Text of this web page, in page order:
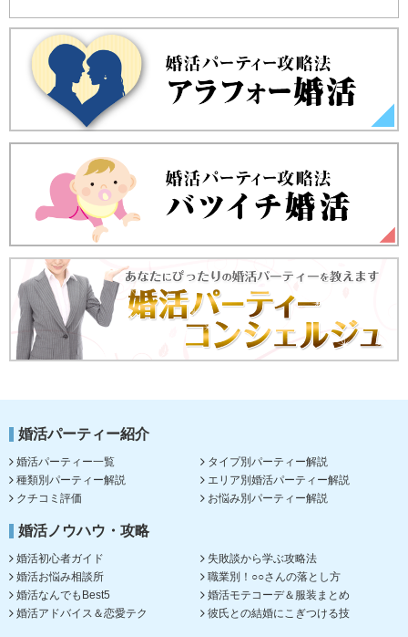
婚活パーティー紹介
婚活パーティー一覧
タイプ別パーティー解説
種類別パーティー解説
エリア別婚活パーティー解説
クチコミ評価
お悩み別パーティー解説
婚活ノウハウ・攻略
婚活初心者ガイド
失敗談から学ぶ攻略法
婚活お悩み相談所
職業別！○○さんの落とし方
婚活なんでもBest5
婚活モテコーデ＆服装まとめ
婚活アドバイス＆恋愛テク
彼氏との結婚にこぎつける技